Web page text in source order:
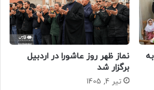
نماز ظهر روز عاشورا در اردبیل
برگزار شد
تیر 4, 1405